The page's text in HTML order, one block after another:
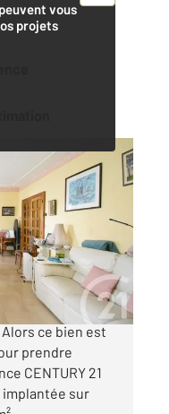
vous
projets
maison très bien
ce bien est
prendre
CENTURY 21
implantée sur